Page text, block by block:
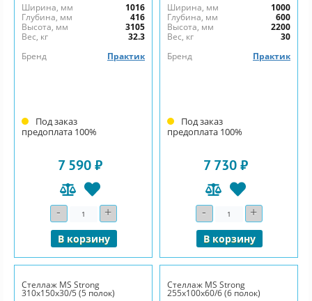
Ширина, мм
1016
Глубина, мм
416
Высота, мм
3105
Вес, кг
32.3
Бренд
Практик
Под заказ
предоплата 100%
7 590 ₽
- Количество+
В корзину
Ширина, мм
1000
Глубина, мм
600
Высота, мм
2200
Вес, кг
30
Бренд
Практик
Под заказ
предоплата 100%
7 730 ₽
- Количество+
В корзину
Стеллаж MS Strong
310х150х30/5 (5 полок)
Стеллаж MS Strong
255х100х60/6 (6 полок)